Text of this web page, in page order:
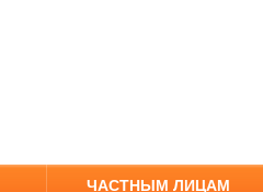
ЧАСТНЫМ ЛИЦАМ